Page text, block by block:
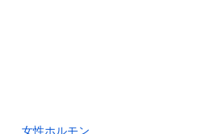
女性ホルモン